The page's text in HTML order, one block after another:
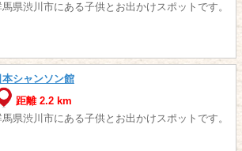
馬県渋川市にある子供とお出かけスポットです。
本シャンソン館
距離 2.2 km
馬県渋川市にある子供とお出かけスポットです。